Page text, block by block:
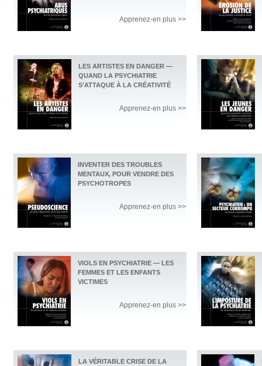
Apprenez-en plus >>
LES ARTISTES EN DANGER —
QUAND LA PSYCHIATRIE
S’ATTAQUE À LA CRÉATIVITÉ
Apprenez-en plus >>
INVENTER DES TROUBLES
MENTAUX, POUR VENDRE DES
PSYCHOTROPES
Apprenez-en plus >>
VIOLS EN PSYCHIATRIE — LES
FEMMES ET LES ENFANTS
VICTIMES
Apprenez-en plus >>
LA VÉRITABLE CRISE DE LA